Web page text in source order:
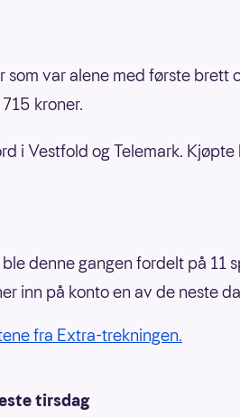
som var alene med første brett
kroner.
i Vestfold og Telemark.
denne gangen fordelt på 11
inn på konto en av de neste
fra Extra-trekningen.
tirsdag